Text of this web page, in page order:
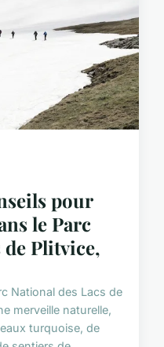
pour
le Parc
de Plitvice,
National des Lacs de
merveille naturelle,
turquoise, de